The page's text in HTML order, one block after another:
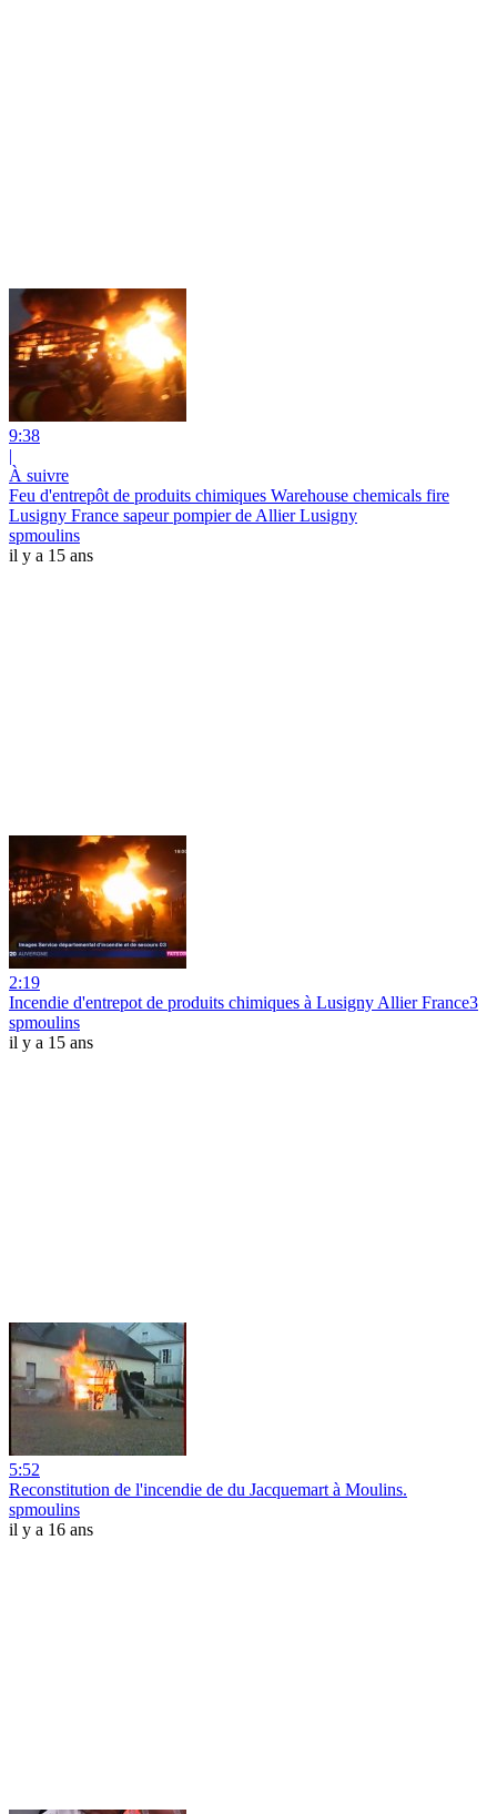
9:38
|
À suivre
Feu d'entrepôt de produits chimiques Warehouse chemicals fire
Lusigny France sapeur pompier de Allier Lusigny
spmoulins
il y a 15 ans
2:19
Incendie d'entrepot de produits chimiques à Lusigny Allier France3
spmoulins
il y a 15 ans
5:52
Reconstitution de l'incendie de du Jacquemart à Moulins.
spmoulins
il y a 16 ans